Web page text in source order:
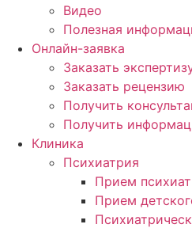
Видео
Полезная
Онлайн-заявка
Заказать
Заказать рецензию
Получить
Получить
Клиника
Психиатрия
Прием
Прием